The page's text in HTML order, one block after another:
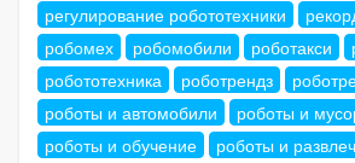
регулирование робототехники
робомех
робомобили роботакси
робототехника
роботрендз
роботы и автомобили
роботы и
роботы и обучение
роботы и